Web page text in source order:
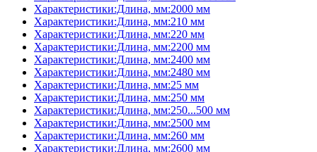
Характеристики:Длина, мм:2000 мм
Характеристики:Длина, мм:210 мм
Характеристики:Длина, мм:220 мм
Характеристики:Длина, мм:2200 мм
Характеристики:Длина, мм:2400 мм
Характеристики:Длина, мм:2480 мм
Характеристики:Длина, мм:25 мм
Характеристики:Длина, мм:250 мм
Характеристики:Длина, мм:250...500 мм
Характеристики:Длина, мм:2500 мм
Характеристики:Длина, мм:260 мм
Характеристики:Длина, мм:2600 мм